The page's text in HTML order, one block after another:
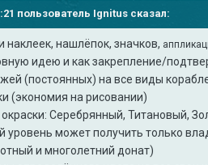
пользователь Ignitus сказал:
наклеек, нашлёпок, значков,
идею и как закрепление/
(постоянных) на все виды
(экономия на рисовании)
Серебрянный, Титановый,
может получить только
и многолетний донат)